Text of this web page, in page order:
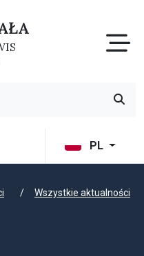
PL
Wszystkie aktualności